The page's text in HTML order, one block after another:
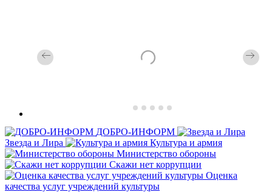
ДОБРО-ИНФОРМ
Звезда и Лира
Культура и армия
Министерство обороны
Скажи нет коррупции
Оценка
качества услуг учреждений культуры